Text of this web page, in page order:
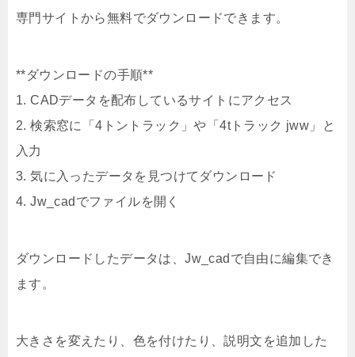
専門サイトから無料でダウンロードできます。
**ダウンロードの手順**
1. CADデータを配布しているサイトにアクセス
2. 検索窓に「4トントラック」や「4tトラック jww」と
入力
3. 気に入ったデータを見つけてダウンロード
4. Jw_cadでファイルを開く
ダウンロードしたデータは、Jw_cadで自由に編集でき
ます。
大きさを変えたり、色を付けたり、説明文を追加した